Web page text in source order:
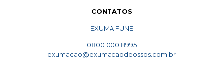
CONTATOS
EXUMA FUNE
0800 000 8995
exumacao@exumacaodeossos.com.br